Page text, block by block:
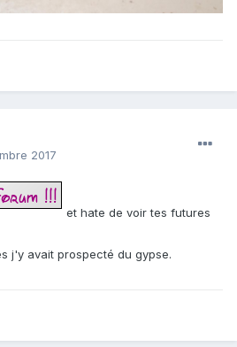
2017
et hate de voir tes futures
j'y avait prospecté du gypse.